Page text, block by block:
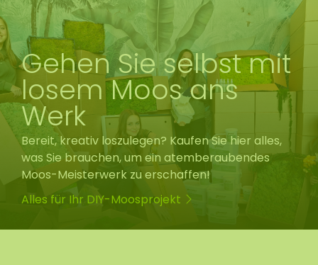
Gehen Sie selbst mit
losem Moos ans
Werk
Bereit, kreativ loszulegen? Kaufen Sie hier alles,
was Sie brauchen, um ein atemberaubendes
Moos-Meisterwerk zu erschaffen!
Alles für Ihr DIY-Moosprojekt